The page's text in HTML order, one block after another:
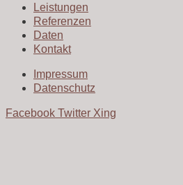
Leistungen
Referenzen
Daten
Kontakt
Impressum
Datenschutz
Facebook Twitter Xing